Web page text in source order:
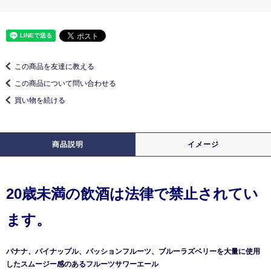
この商品を友達に教える
この商品について問い合わせる
買い物を続ける
商品説明 イメージ
20歳未満の飲酒は法律で禁止されてい
ます。
バナナ、パイナップル、パッションフルーツ、ブルーラズベリーを大量に使用
したスムージー感のあるフルーツサワーエール